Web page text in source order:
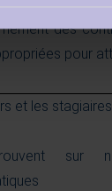
des
pour
et les
sur